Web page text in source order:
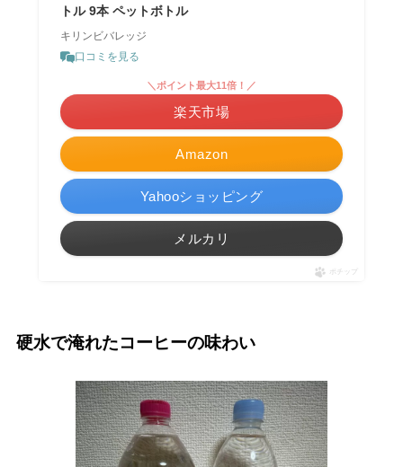
トル 9本 ペットボトル
キリンビバレッジ
口コミを見る
Amazon
＼ポイント最大11倍！／
楽天市場
Yahooショッピング
メルカリ
ポチップ
硬水で淹れたコーヒーの味わい